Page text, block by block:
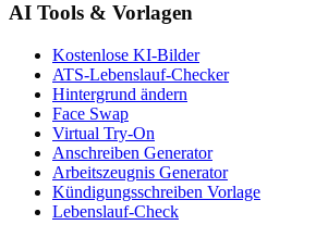
AI Tools & Vorlagen
Kostenlose KI-Bilder
ATS-Lebenslauf-Checker
Hintergrund ändern
Face Swap
Virtual Try-On
Anschreiben Generator
Arbeitszeugnis Generator
Kündigungsschreiben Vorlage
Lebenslauf-Check